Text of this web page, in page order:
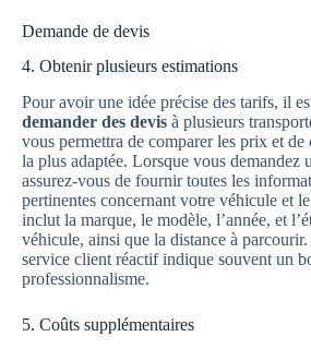
Demande de devis
4. Obtenir plusieurs estimations
Pour avoir une idée précise des tarifs, il
demander des devis à plusieurs
vous permettra de comparer les prix et
la plus adaptée. Lorsque vous demandez
assurez-vous de fournir toutes les
pertinentes concernant votre véhicule et
inclut la marque, le modèle, l’année, et
véhicule, ainsi que la distance à
service client réactif indique souvent un
professionnalisme.
5. Coûts supplémentaires